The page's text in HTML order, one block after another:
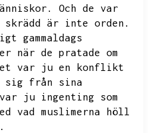
Och de var
skrädd är inte orden.
gammaldags
när de pratade om
var ju en konflikt
sig från sina
ju ingenting som
vad muslimerna höll